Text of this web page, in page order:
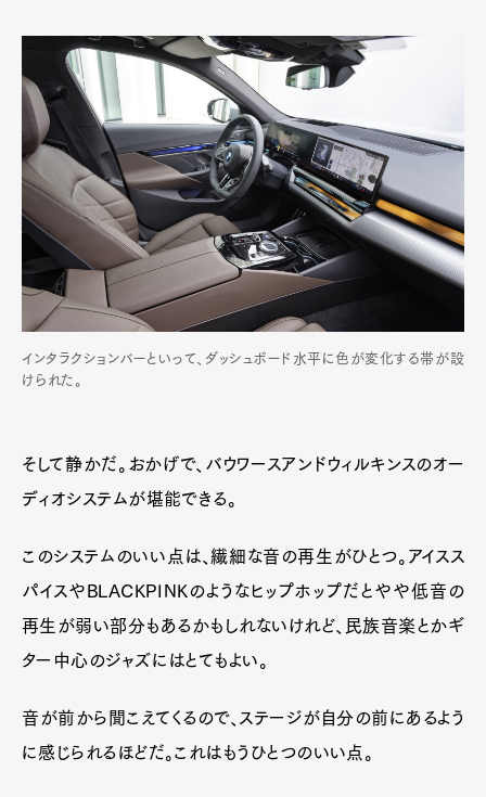
Art&Design Watch Fashion
インタラクションバーといって、ダッシュボード水平に色が変化する帯が設
けられた。
そして静かだ。おかげで、バウワースアンドウィルキンスのオー
ディオシステムが堪能できる。
このシステムのいい点は、繊細な音の再生がひとつ。アイスス
パイスやBLACKPINKのようなヒップホップだとやや低音の
再生が弱い部分もあるかもしれないけれど、民族音楽とかギ
ター中心のジャズにはとてもよい。
音が前から聞こえてくるので、ステージが自分の前にあるよう
に感じられるほどだ。これはもうひとつのいい点。